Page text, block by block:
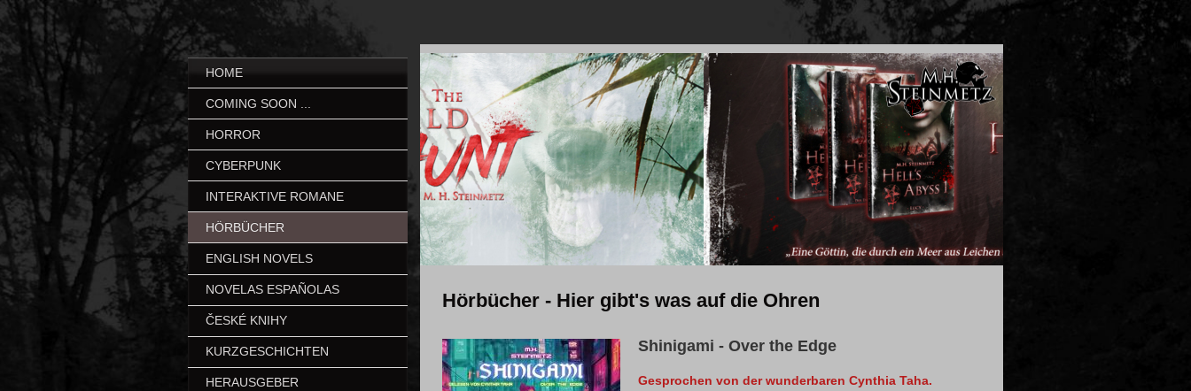
Hörbücher - Hier gibt's was auf die Ohren
Shinigami - Over the Edge
Gesprochen von der wunderbaren Cynthia Taha.
HOME
COMING SOON ...
HORROR
CYBERPUNK
INTERAKTIVE ROMANE
HÖRBÜCHER
ENGLISH NOVELS
NOVELAS ESPAÑOLAS
ČESKÉ KNIHY
KURZGESCHICHTEN
HERAUSGEBER